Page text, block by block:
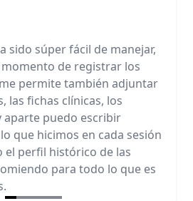
sido súper fácil de manejar,
de registrar los
permite también adjuntar
las fichas clínicas, los
aparte puedo escribir
que hicimos en cada sesión
el perfil histórico de las
para todo lo que es